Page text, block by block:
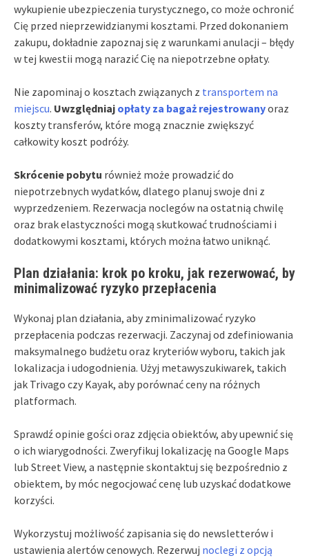
wykupienie ubezpieczenia turystycznego, co może ochronić
Cię przed nieprzewidzianymi kosztami. Przed dokonaniem
zakupu, dokładnie zapoznaj się z warunkami anulacji – błędy
w tej kwestii mogą narazić Cię na niepotrzebne opłaty.
Nie zapominaj o kosztach związanych z transportem na
miejscu. Uwzględniaj opłaty za bagaż rejestrowanyoraz
koszty transferów, które mogą znacznie zwiększyć
całkowity koszt podróży.
Skrócenie pobytu również może prowadzić do
niepotrzebnych wydatków, dlatego planuj swoje dni z
wyprzedzeniem. Rezerwacja noclegów na ostatnią chwilę
oraz brak elastyczności mogą skutkować trudnościami i
dodatkowymi kosztami, których można łatwo uniknąć.
Plan działania: krok po kroku, jak rezerwować, by
minimalizować ryzyko przepłacenia
Wykonaj plan działania, aby zminimalizować ryzyko
przepłacenia podczas rezerwacji. Zaczynaj od zdefiniowania
maksymalnego budżetu oraz kryteriów wyboru, takich jak
lokalizacja i udogodnienia. Użyj metawyszukiwarek, takich
jak Trivago czy Kayak, aby porównać ceny na różnych
platformach.
Sprawdź opinie gości oraz zdjęcia obiektów, aby upewnić się
o ich wiarygodności. Zweryfikuj lokalizację na Google Maps
lub Street View, a następnie skontaktuj się bezpośrednio z
obiektem, by móc negocjować cenę lub uzyskać dodatkowe
korzyści.
Wykorzystuj możliwość zapisania się do newsletterów i
ustawienia alertów cenowych. Rezerwuj noclegi z opcją